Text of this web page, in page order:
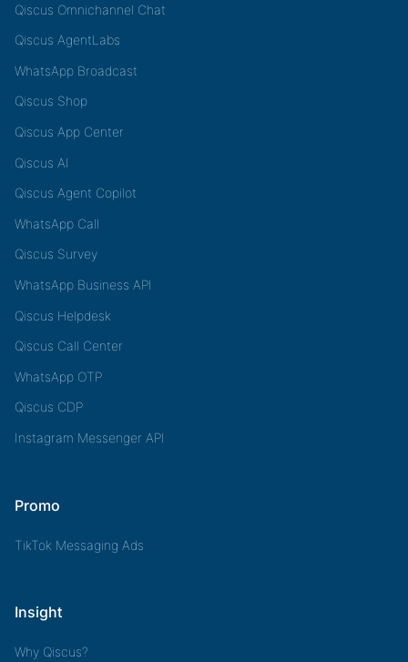
Qiscus Omnichannel Chat
Qiscus AgentLabs
WhatsApp Broadcast
Qiscus Shop
Qiscus App Center
Qiscus AI
Qiscus Agent Copilot
WhatsApp Call
Qiscus Survey
WhatsApp Business API
Qiscus Helpdesk
Qiscus Call Center
WhatsApp OTP
Qiscus CDP
Instagram Messenger API
Promo
TikTok Messaging Ads
Insight
Why Qiscus?